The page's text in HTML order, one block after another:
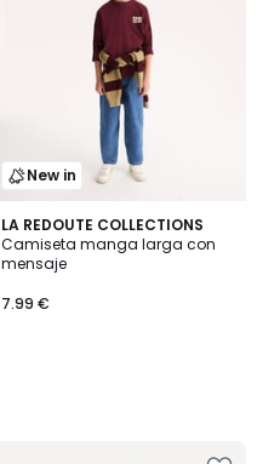
New in
LA REDOUTE COLLECTIONS
Camiseta manga larga con
mensaje
7.99 €